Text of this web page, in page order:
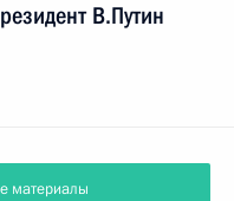
В.Путин
материалы